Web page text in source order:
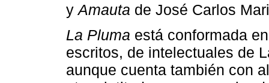
yAmauta de José Carlos
La Pluma está conformada
escritos, de intelectuales de
aunque cuenta también con